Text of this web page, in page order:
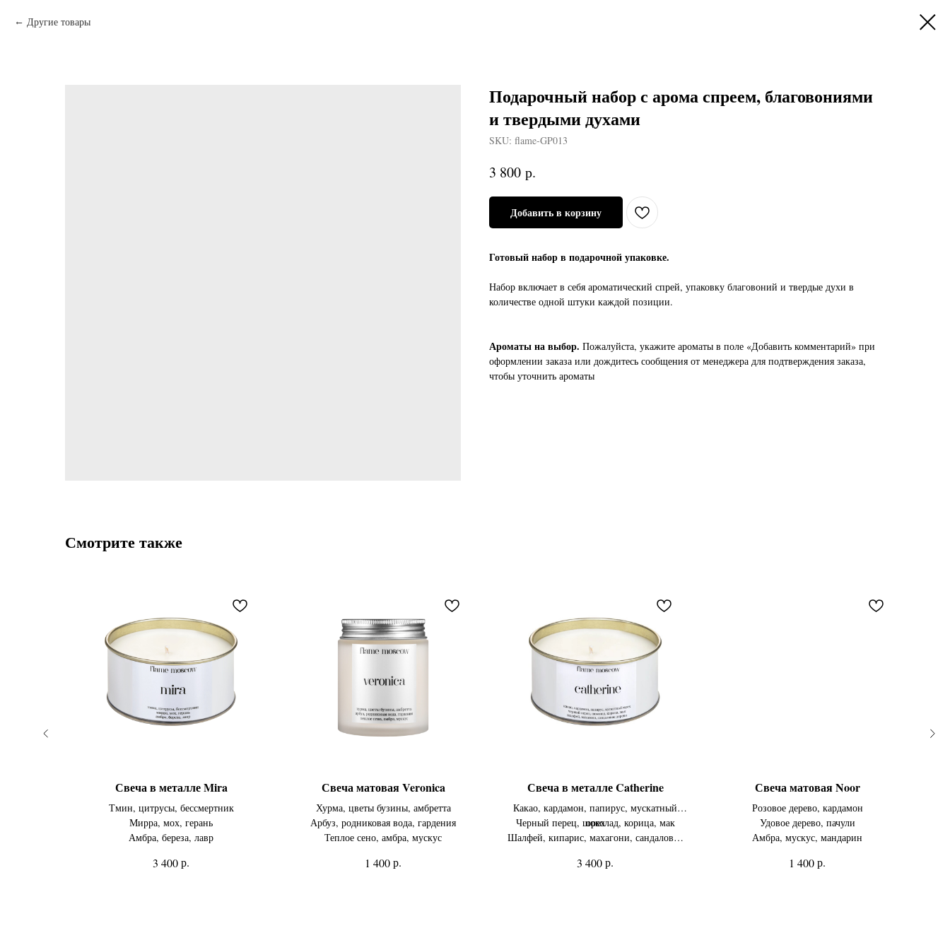
Другие товары
Подарочный набор с арома спреем, благовониями
и твердыми духами
SKU: flame-GP013
3 800 р.
Добавить в корзину
Готовый набор в подарочной упаковке.
Набор включает в себя ароматический спрей, упаковку благовоний и твердые духи в
количестве одной штуки каждой позиции.
Ароматы на выбор. Пожалуйста, укажите ароматы в поле «Добавить комментарий» при
оформлении заказа или дождитесь сообщения от менеджера для подтверждения заказа,
чтобы уточнить ароматы
Смотрите также
Свеча в металле Mira
Тмин, цитрусы, бессмертник
Мирра, мох, герань
Амбра, береза, лавр
3 400р.
Свеча матовая Veronica
Хурма, цветы бузины, амбретта
Арбуз, родниковая вода, гардения
Теплое сено, амбра, мускус
1 400р.
Свеча в металле Catherine
Какао, кардамон, папирус, мускатный
орех
Черный перец, шоколад, корица, мак
Шалфей, кипарис, махагони, сандаловое
3 400р.
Свеча матовая Noor
Розовое дерево, кардамон
Удовое дерево, пачули
Амбра, мускус, мандарин
1 400р.